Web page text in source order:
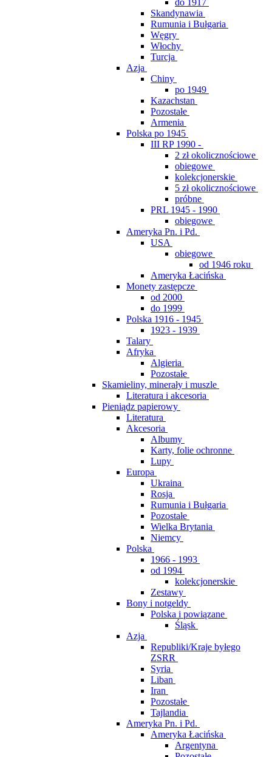
do 1917
Skandynawia
Rumunia i Bułgaria
Węgry
Włochy
Turcja
Azja
Chiny
po 1949
Kazachstan
Pozostałe
Armenia
Polska po 1945
III RP 1990 -
2 zł okolicznościowe
obiegowe
kolekcjonerskie
5 zł okolicznościowe
próbne
PRL 1945 - 1990
obiegowe
Ameryka Pn. i Pd.
USA
obiegowe
od 1946 roku
Ameryka Łacińska
Monety zastępcze
od 2000
do 1999
Polska 1916 - 1945
1923 - 1939
Talary
Afryka
Algieria
Pozostałe
Skamieliny, minerały i muszle
Literatura i akcesoria
Pieniądz papierowy
Literatura
Akcesoria
Albumy
Karty, folie ochronne
Lupy
Europa
Ukraina
Rosja
Rumunia i Bułgaria
Pozostałe
Wielka Brytania
Niemcy
Polska
1966 - 1993
od 1994
kolekcjonerskie
Zestawy
Bony i notgeldy
Polska i powiązane
Śląsk
Azja
Republiki/Kraje byłego
ZSRR
Syria
Liban
Iran
Pozostałe
Tajlandia
Ameryka Pn. i Pd.
Ameryka Łacińska
Argentyna